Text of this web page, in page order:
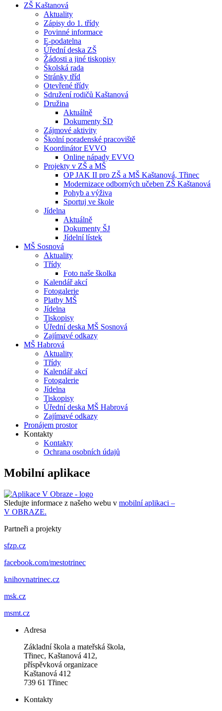
ZŠ Kaštanová
Aktuality
Zápisy do 1. třídy
Povinné informace
E-podatelna
Úřední deska ZŠ
Žádosti a jiné tiskopisy
Školská rada
Stránky tříd
Otevřené třídy
Sdružení rodičů Kaštanová
Družina
Aktuálně
Dokumenty ŠD
Zájmové aktivity
Školní poradenské pracoviště
Koordinátor EVVO
Online nápady EVVO
Projekty v ZŠ a MŠ
OP JAK II pro ZŠ a MŠ Kaštanová, Třinec
Modernizace odborných učeben ZŠ Kaštanová
Pohyb a výživa
Sportuj ve škole
Jídelna
Aktuálně
Dokumenty ŠJ
Jídelní lístek
MŠ Sosnová
Aktuality
Třídy
Foto naše školka
Kalendář akcí
Fotogalerie
Platby MŠ
Jídelna
Tiskopisy
Úřední deska MŠ Sosnová
Zajímavé odkazy
MŠ Habrová
Aktuality
Třídy
Kalendář akcí
Fotogalerie
Jídelna
Tiskopisy
Úřední deska MŠ Habrová
Zajímavé odkazy
Pronájem prostor
Kontakty
Kontakty
Ochrana osobních údajů
Mobilní aplikace
Sledujte informace z našeho webu v mobilní aplikaci –
V OBRAZE.
Partneři a projekty
sfzp.cz
facebook.com/mestotrinec
knihovnatrinec.cz
msk.cz
msmt.cz
Adresa
Základní škola a mateřská škola,
Třinec, Kaštanová 412,
příspěvková organizace
Kaštanová 412
739 61 Třinec
Kontakty